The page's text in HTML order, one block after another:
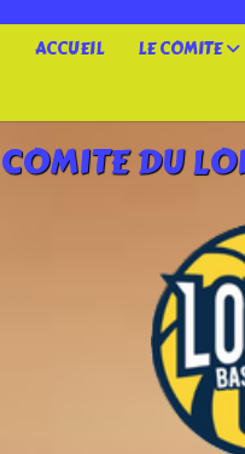
ACCUEIL LE COMITE
COMITE DU